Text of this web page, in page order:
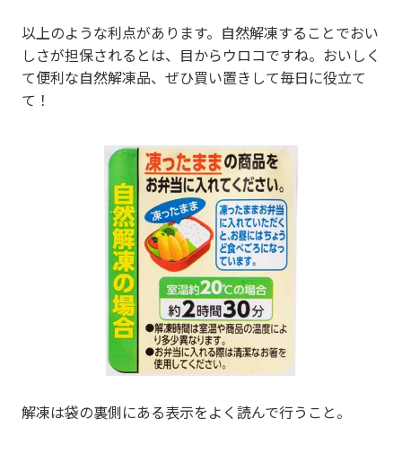
以上のような利点があります。自然解凍することでおい
しさが担保されるとは、目からウロコですね。おいしく
て便利な自然解凍品、ぜひ買い置きして毎日に役立て
て！
解凍は袋の裏側にある表示をよく読んで行うこと。